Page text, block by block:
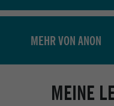
MEHR VON ANON
MEINE